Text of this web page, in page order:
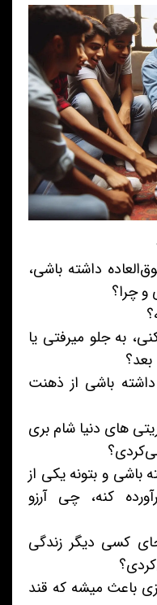
داشته باشی،
و چرا؟
به جلو میرفتی یا
باشی از ذهنت
های دنیا شام بری
باشی و بتونه یکی از
کنه، چی آرزو
کسی دیگر زندگی
باعث میشه که قند